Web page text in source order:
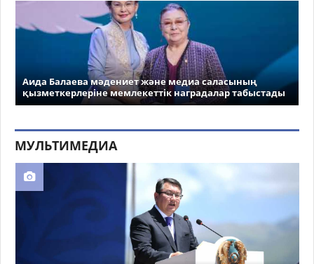
Аида Балаева мәдениет және медиа саласының
қызметкерлеріне мемлекеттік наградалар табыстады
МУЛЬТИМЕДИА